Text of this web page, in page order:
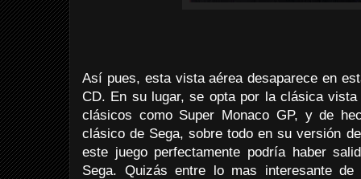
Así pues, esta vista aérea desaparece en
CD. En su lugar, se opta por la clásica
clásicos como Super Monaco GP, y de
clásico de Sega, sobre todo en su versión
este juego perfectamente podría haber
Sega. Quizás entre lo mas interesante